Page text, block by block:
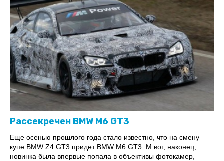
Рассекречен BMW M6 GT3
Еще осенью прошлого года стало известно, что на смену
купе BMW Z4 GT3 придет BMW M6 GT3. М вот, наконец,
новинка была впервые попала в объективы фотокамер,